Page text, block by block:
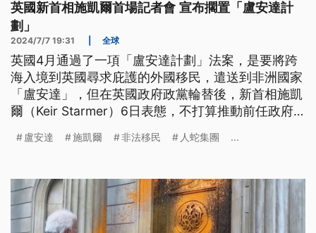
英國新首相施凱爾首場記者會 宣布擱置「盧安達計
劃」
2024/7/7 19:31 全球
英國4月通過了一項「盧安達計劃」法案，是要將跨
海入境到英國尋求庇護的外國移民，遣送到非洲國家
「盧安達」，但在英國政府政黨輪替後，新首相施凱
爾（Keir Starmer）6日表態，不打算推動前任政府
集團。
盧安達 施凱爾 非法移民 人蛇集團 ...